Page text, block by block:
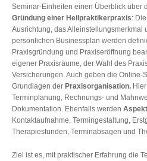
Seminar-Einheiten einen Überblick über
Gründung einer Heilpraktikerpraxis:
Ausrichtung, das Alleinstellungsmerkmal
persönlichen Businessplan werden
Praxisgründung und Praxiseröffnung
eigener Praxisräume, der Wahl des
Versicherungen. Auch geben die Online-
Grundlagen derPraxisorganisation.
Terminplanung, Rechnungs- und
Dokumentation. Ebenfalls werden
Kontaktaufnahme, Termingestaltung,
Therapiestunden, Terminabsagen und
Ziel ist es, mit praktischer Erfahrung die